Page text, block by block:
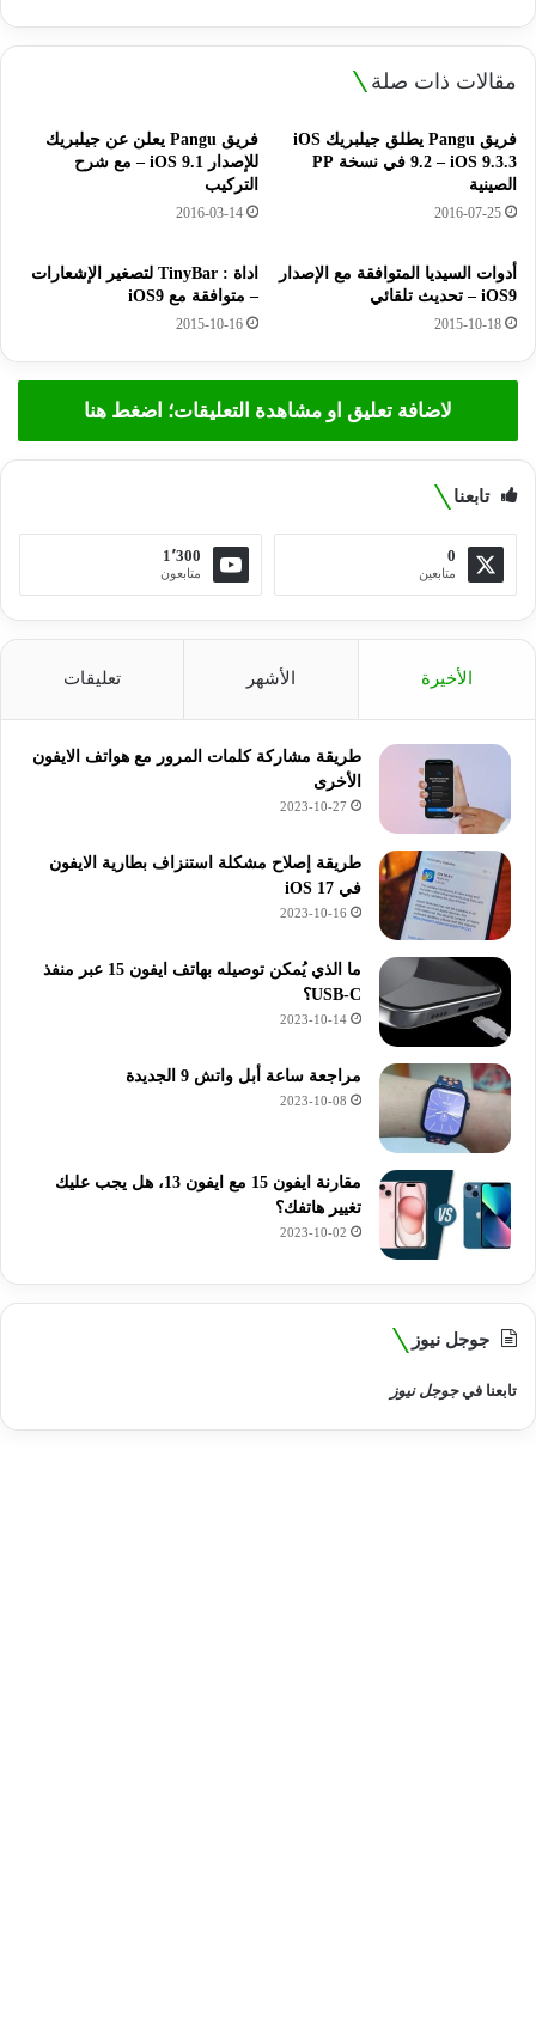
مقالات ذات صلة
فريق Pangu يطلق جيلبريك iOS
9.2 – iOS 9.3.3 في نسخة PP
الصينية
2016-07-25
فريق Pangu يعلن عن جيلبريك
للإصدار iOS 9.1 – مع شرح
التركيب
2016-03-14
أدوات السيديا المتوافقة مع الإصدار
iOS9 – تحديث تلقائي
2015-10-18
اداة : TinyBar لتصغير الإشعارات
– متوافقة مع iOS9
2015-10-16
لاضافة تعليق او مشاهدة التعليقات؛ اضغط هنا
تابعنا
0
متابعين
1٬300
متابعون
الأخيرة الأشهر تعليقات
طريقة مشاركة كلمات المرور مع هواتف الايفون
الأخرى
2023-10-27
طريقة إصلاح مشكلة استنزاف بطارية الايفون
في iOS 17
2023-10-16
ما الذي يُمكن توصيله بهاتف ايفون 15 عبر منفذ
USB-C؟
2023-10-14
مراجعة ساعة أبل واتش 9 الجديدة
2023-10-08
مقارنة ايفون 15 مع ايفون 13، هل يجب عليك
تغيير هاتفك؟
2023-10-02
جوجل نيوز
تابعنا فيجوجل نيوز